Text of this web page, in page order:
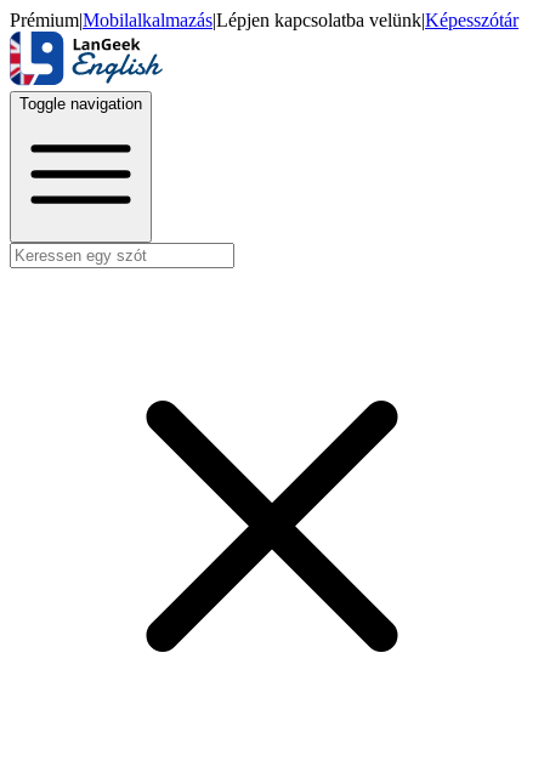
Prémium|Mobilalkalmazás|Lépjen kapcsolatba velünk|Képesszótár
Toggle navigation